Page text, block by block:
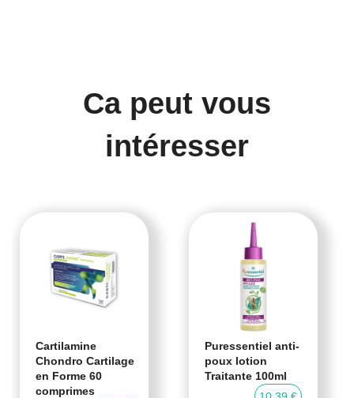
Ca peut vous
intéresser
Cartilamine
Chondro Cartilage
en Forme 60
comprimes
Puressentiel anti-
poux lotion
Traitante 100ml